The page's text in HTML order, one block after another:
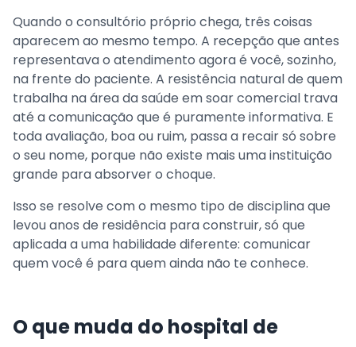
Quando o consultório próprio chega, três coisas
aparecem ao mesmo tempo. A recepção que antes
representava o atendimento agora é você, sozinho,
na frente do paciente. A resistência natural de quem
trabalha na área da saúde em soar comercial trava
até a comunicação que é puramente informativa. E
toda avaliação, boa ou ruim, passa a recair só sobre
o seu nome, porque não existe mais uma instituição
grande para absorver o choque.
Isso se resolve com o mesmo tipo de disciplina que
levou anos de residência para construir, só que
aplicada a uma habilidade diferente: comunicar
quem você é para quem ainda não te conhece.
O que muda do hospital de